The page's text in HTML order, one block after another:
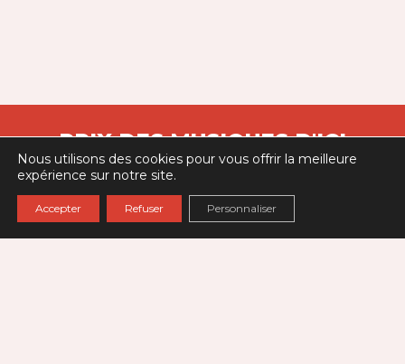
PRIX DES MUSIQUES D'ICI
Un projet porté parVilles des Musiques du Monde
174 avenue Jean Jaurès - 93300 Aubervilliers
Nous utilisons des cookies pour vous offrir la meilleure
expérience sur notre site.
Accepter Refuser Personnaliser